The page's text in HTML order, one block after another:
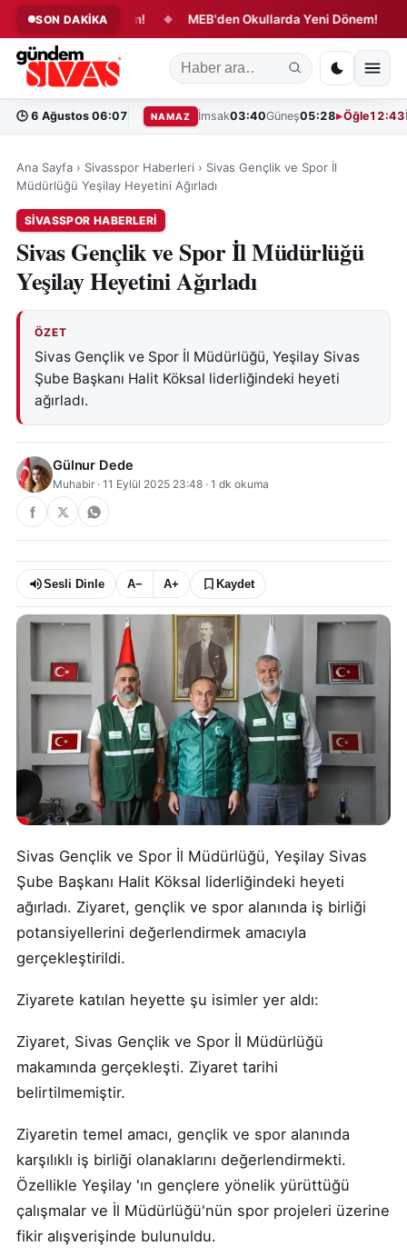
SON DAKİKA
Yeni Dönem! ◆ MEB'den Okullarda Yeni Dönem! ◆
🕒 6 Ağustos 06:07 NAMAZ İmsak03:40Güneş05:28 Öğle12:43
Ana Sayfa › Sivasspor Haberleri › Sivas Gençlik ve Spor İl
Müdürlüğü Yeşilay Heyetini Ağırladı
SIVASSPOR HABERLERI
Sivas Gençlik ve Spor İl Müdürlüğü
Yeşilay Heyetini Ağırladı
ÖZET
Sivas Gençlik ve Spor İl Müdürlüğü, Yeşilay Sivas
Şube Başkanı Halit Köksal liderliğindeki heyeti
ağırladı.
Gülnur Dede
Muhabir · 11 Eylül 2025 23:48 · 1 dk okuma
Sesli Dinle A− A+ Kaydet
Sivas Gençlik ve Spor İl Müdürlüğü, Yeşilay Sivas
Şube Başkanı Halit Köksal liderliğindeki heyeti
ağırladı. Ziyaret, gençlik ve spor alanında iş birliği
potansiyellerini değerlendirmek amacıyla
gerçekleştirildi.
Ziyarete katılan heyette şu isimler yer aldı:
Ziyaret, Sivas Gençlik ve Spor İl Müdürlüğü
makamında gerçekleşti. Ziyaret tarihi
belirtilmemiştir.
Ziyaretin temel amacı, gençlik ve spor alanında
karşılıklı iş birliği olanaklarını değerlendirmekti.
Özellikle Yeşilay 'ın gençlere yönelik yürüttüğü
çalışmalar ve İl Müdürlüğü'nün spor projeleri üzerine
fikir alışverişinde bulunuldu.